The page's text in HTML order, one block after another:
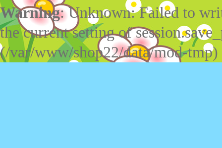
Warning: Unknown: Failed to
the current setting of
(/var/www/shop22/data/mod-